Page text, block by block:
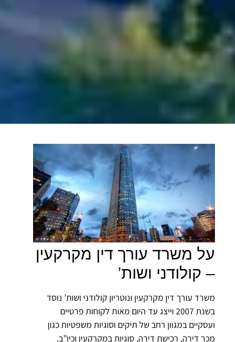
על משרד עורך דין מקרקעין
– קולודני ושות’
משרד עורך דין מקרקעין ונוטריון קולודני ושות’ נוסד
בשנת 2007 וייצג עד היום מאות לקוחות פרטיים
ועסקיים במגוון רחב של תיקים וסוגיות משפטיות כגון
מכר דירה, רכישת דירה, סוגיות במקרקעין וכיו”ב.